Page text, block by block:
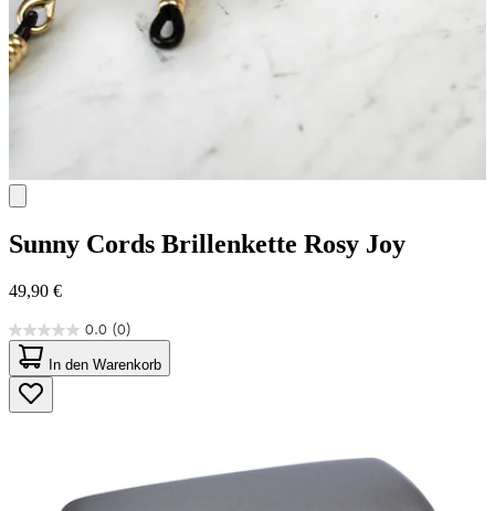
Sunny Cords Brillenkette Rosy Joy
49,90 €
0.0 (0)
0.0
von
5
Sternen.
In den Warenkorb